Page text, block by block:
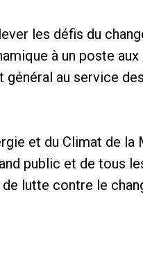
les défis du
à un poste
général au service
et du Climat de
public et de tous
lutte contre le